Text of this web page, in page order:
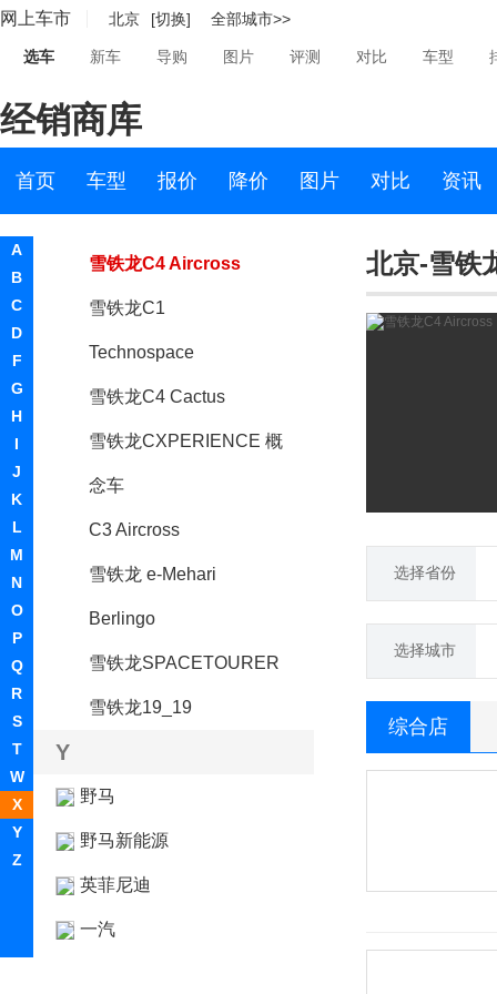
网上车市 北京 [切换] 全部城市>>
选车 新车 导购 图片 评测 对比 车型
经销商库
首页 车型 报价 降价 图片 对比 资讯
A
B
C
D
F
G
H
I
J
K
L
M
N
O
P
Q
R
S
T
W
X
Y
Z
雪铁龙C3毕加索
Metropolis概念车
雪铁龙Survolt概念车
雪铁龙C4 Aircross
雪铁龙C1
Technospace
雪铁龙C4 Cactus
雪铁龙CXPERIENCE 概
念车
C3 Aircross
雪铁龙 e-Mehari
Berlingo
雪铁龙SPACETOURER
雪铁龙19_19
Y
野马
野马新能源
英菲尼迪
一汽
北京-雪铁
选择省份
选择城市
综合店